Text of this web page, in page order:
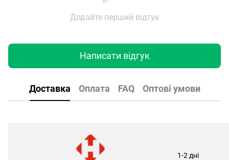
Додайте перший відгук
Написати відгук
Доставка Оплата FAQ Оптові умови
1-2 дні